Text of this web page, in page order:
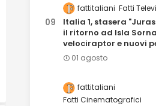
fattitaliani Fatti
Italia 1, stasera
il ritorno ad Isla
velociraptor e nuovi
01 agosto
fattitaliani
Fatti Cinematografici